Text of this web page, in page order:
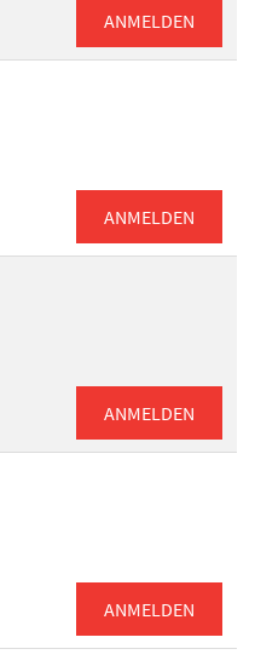
ANMELDEN
ANMELDEN
ANMELDEN
ANMELDEN